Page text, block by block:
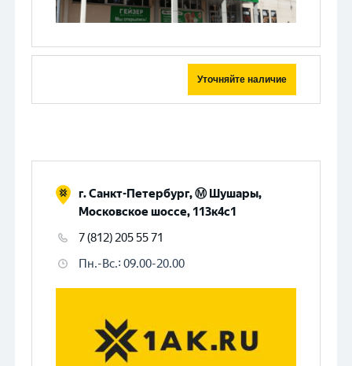
Уточняйте наличие
г. Санкт-Петербург, Ⓜ️ Шушары,
Московское шоссе, 113к4с1
7 (812) 205 55 71
Пн.-Вс.: 09.00-20.00